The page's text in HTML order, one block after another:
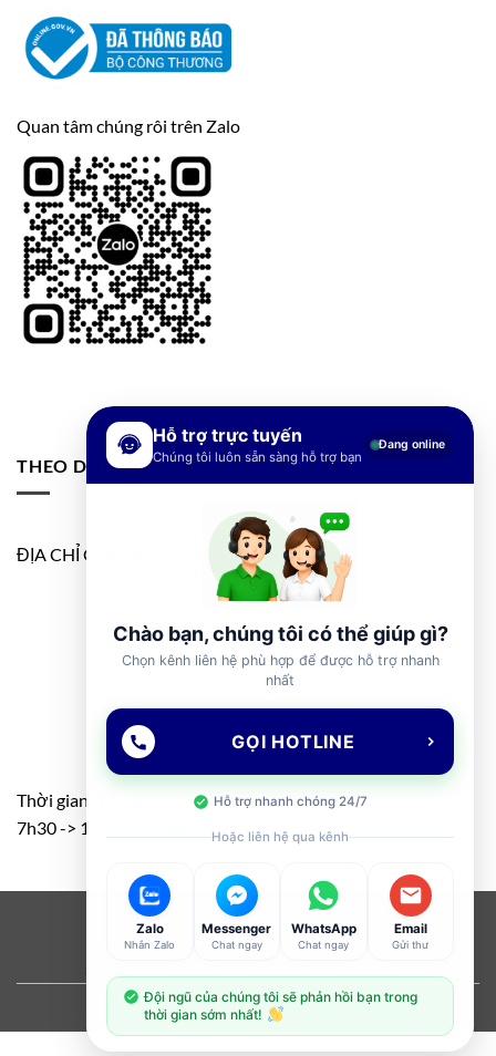
Quan tâm chúng rôi trên Zalo
THEO DÕI FANPAGE
ĐỊA CHỈ GOOGLE MAP
Thời gian: T2 – T7
7h30 -> 11h30 – 13h00 -> 17h00
Visa PayPal Stripe MasterCard
Cash
On
Delivery
Copyright 2026 ©Flatsome Theme
Hỗ trợ trực tuyến
Chúng tôi luôn sẵn sàng hỗ trợ bạn
Đang online
Chào bạn, chúng tôi có thể giúp gì?
Chọn kênh liên hệ phù hợp để được hỗ trợ nhanh
nhất
GỌI HOTLINE
Hỗ trợ nhanh chóng 24/7
Hoặc liên hệ qua kênh
Zalo
Nhắn Zalo
Messenger
Chat ngay
WhatsApp
Chat ngay
Email
Gửi thư
Đội ngũ của chúng tôi sẽ phản hồi bạn trong
thời gian sớm nhất!